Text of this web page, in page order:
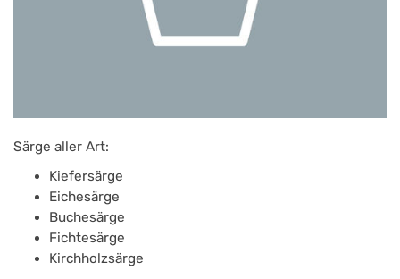
Särge aller Art:
Kiefersärge
Eichesärge
Buchesärge
Fichtesärge
Kirchholzsärge